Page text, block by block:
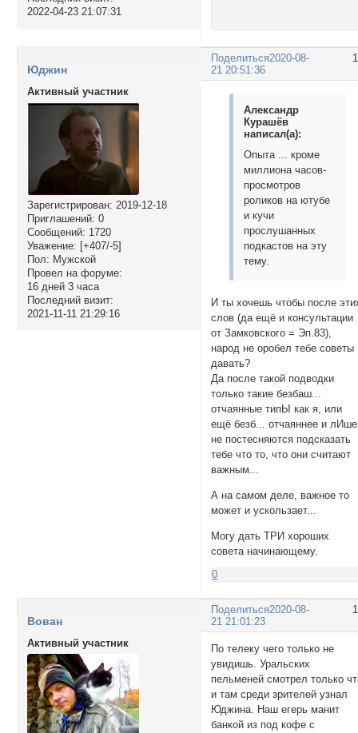
2022-04-23 21:07:31
Поделиться2020-08-
21 20:51:36
Юджин
Активный участник
Зарегистрирован: 2019-12-18
Приглашений: 0
Сообщений: 1720
Уважение: [+407/-5]
Пол: Мужской
Провел на форуме:
16 дней 3 часа
Последний визит:
2021-11-11 21:29:16
Александр
Курашёв
написал(а):
Опыта ... кроме
миллиона часов-
просмотров
роликов на ютубе
и кучи
прослушанных
подкастов на эту
тему.
И ты хочешь чтобы после
слов (да ещё и консультации
от Замковского = Эп.83),
народ не оробел тебе советы
давать?
Да после такой подводки
только такие безбаш...
отчаянные типЫ как я, или
ещё безб... отчаяннее и
не постесняются подсказать
тебе что то, что они считают
важным...
А на самом деле, важное то
может и ускользает...
Могу дать ТРИ хороших
совета начинающему.
0
Поделиться2020-08-
21 21:01:23
Вован
Активный участник
По телеку чего только не
увидишь. Уральских
пельменей смотрел только
и там среди зрителей узнал
Юджина. Наш егерь манит
банкой из под кофе с